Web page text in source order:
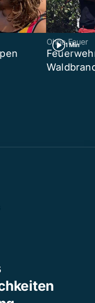
1 Min
Ohne Feuer